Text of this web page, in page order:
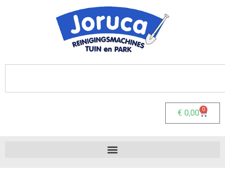
€ 0,00 0